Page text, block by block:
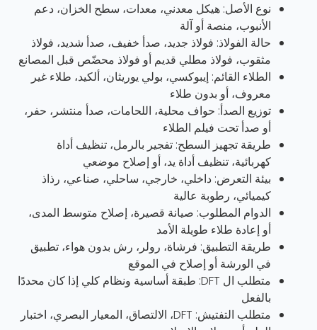
نوع الأصل: هيكل معدني، معدات، سطح الخزان، دعم
الأنبوب، منصة أو آلة
حالة الفولاذ: فولاذ جديد، صدأ خفيف، صدأ شديد، فولاذ
مثقوب، فولاذ مطلي قديم أو فولاذ محضّص قبل المصانع
الطلاء القائم: إيبوكسي، بولي يوريثان، ألكيد، طلاء غير
معروف، أو بدون طلاء
توزيع الصدأ: حواف محلية، اللحامات، صدأ منتشر، حفر،
أو صدأ تحت فيلم الطلاء
طريقة تجهيز السطح: تفجير بالرمل، تنظيف أداة
كهربائية، تنظيف أداة يد، أو إصلاح موضعي
بيئة التعرض: داخلي، خارجي، ساحلي، صناعي، رذاذ
كيميائي، رطوبة عالية
الدوام المطلوب: صيانة قصيرة، إصلاح متوسط المدى،
أو إعادة طلاء طويلة الأمد
طريقة التطبيق: فرشاة، رولر، رش بدون هواء، تطبيق
في الورشة أو إصلاح في الموقع
متطلب ال DFT: طبقة أساسية ونظام كلي إذا كان محددًا
بالفعل
متطلب التفتيش: DFT، الالتصاق، المعيار البصري، اختبار